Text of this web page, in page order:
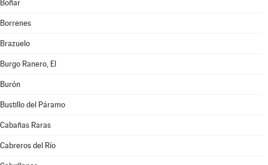
Boñar
Borrenes
Brazuelo
Burgo Ranero, El
Burón
Bustillo del Páramo
Cabañas Raras
Cabreros del Río